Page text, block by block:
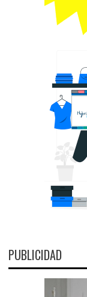
PUBLICIDAD